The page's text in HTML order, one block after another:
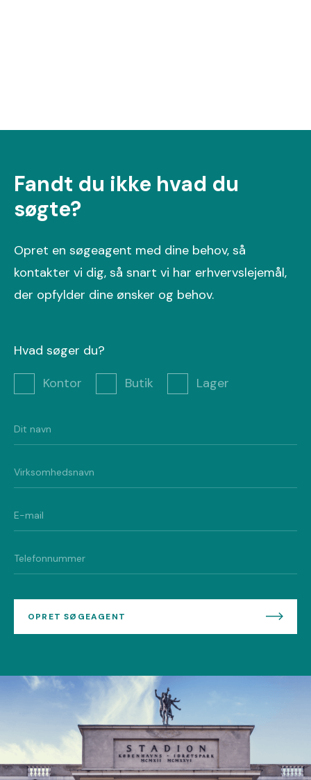
Fandt du ikke hvad du
søgte?
Opret en søgeagent med dine behov, så
kontakter vi dig, så snart vi har erhvervslejemål,
der opfylder dine ønsker og behov.
Hvad søger du?
Kontor
Butik Lager
OPRET SØGEAGENT